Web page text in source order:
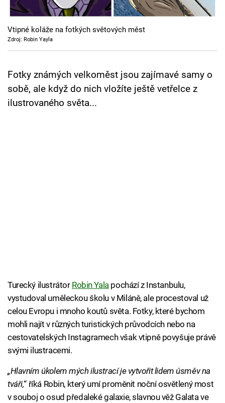
Cool Esport
Pořady
Sledujte prima+
Vtipné koláže na fotkých světových měst
Zdroj: Robin Yayla
Fotky známých velkoměst jsou zajímavé samy o
sobě, ale když do nich vložíte ještě vetřelce z
ilustrovaného světa...
Turecký ilustrátor Robin Yalapochází z Instanbulu,
vystudoval uměleckou školu v Miláně, ale procestoval už
celou Evropu i mnoho koutů světa. Fotky, které bychom
mohli najít v různých turistických průvodcích nebo na
cestovatelských Instagramech však vtipně povyšuje právě
svými ilustracemi.
„Hlavním úkolem mých ilustrací je vytvořit lidem úsměv na
tváři,“ říká Robin, který umí proměnit noční osvětlený most
v souboj o osud předaleké galaxie, slavnou věž Galata ve